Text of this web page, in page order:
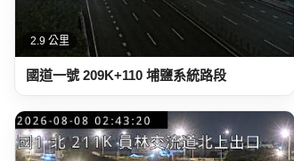
2.9 公里
國道一號 209K+110 埔鹽系統路段